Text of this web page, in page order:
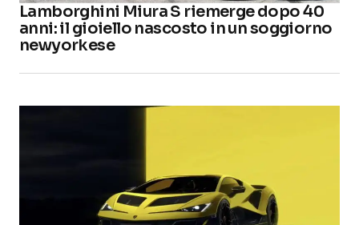
Lamborghini Miura S riemerge dopo 40
anni: il gioiello nascosto in un soggiorno
newyorkese